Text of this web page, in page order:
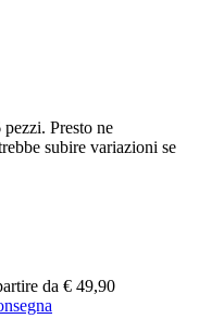
Presto ne
subire variazioni se
da € 49,90